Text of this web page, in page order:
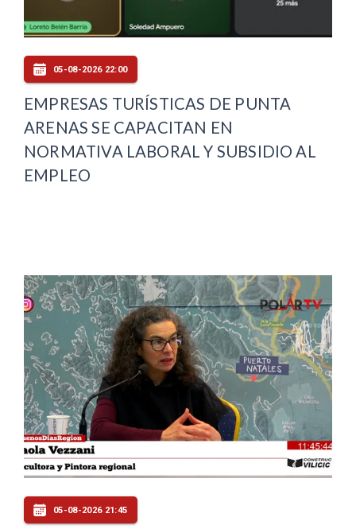
05-08-2026 22:00
EMPRESAS TURÍSTICAS DE PUNTA
ARENAS SE CAPACITAN EN
NORMATIVA LABORAL Y SUBSIDIO AL
EMPLEO
05-08-2026 21:45